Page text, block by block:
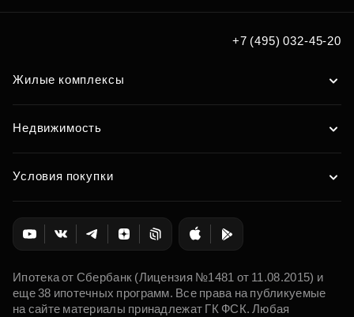
+7 (495) 032-45-20
Жилые комплексы
Недвижимость
Условия покупки
Ипотека от Сбербанк (Лицензия №1481 от 11.08.2015) и
еще 38 ипотечных программ. Все права на публикуемые
на сайте материалы принадлежат ГК ФСК. Любая